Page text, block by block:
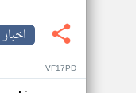
VF17PD